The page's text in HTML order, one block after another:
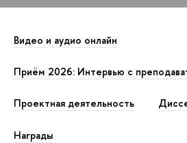
Видео и аудио онлайн
Приём 2026: Интервью с
Проектная деятельность
Награды